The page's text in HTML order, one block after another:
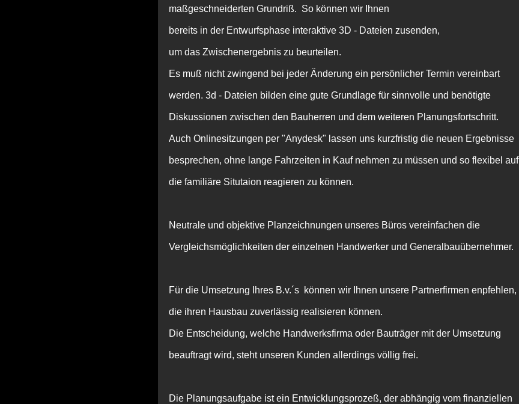
maßgeschneiderten Grundriß. So können wir Ihnen
bereits in der Entwurfsphase interaktive 3D - Dateien zusenden,
um das Zwischenergebnis zu beurteilen.
Es muß nicht zwingend bei jeder Änderung ein persönlicher Termin vereinbart
werden. 3d - Dateien bilden eine gute Grundlage für sinnvolle und benötigte
Diskussionen zwischen den Bauherren und dem weiteren Planungsfortschritt.
Auch Onlinesitzungen per "Anydesk" lassen uns kurzfristig die neuen Ergebnisse
besprechen, ohne lange Fahrzeiten in Kauf nehmen zu müssen und so flexibel auf
die familiäre Situtaion reagieren zu können.
Neutrale und objektive Planzeichnungen unseres Büros vereinfachen die
Vergleichsmöglichkeiten der einzelnen Handwerker und Generalbauübernehmer.
Für die Umsetzung Ihres B.v.´s können wir Ihnen unsere Partnerfirmen enpfehlen,
die ihren Hausbau zuverlässig realisieren können.
Die Entscheidung, welche Handwerksfirma oder Bauträger mit der Umsetzung
beauftragt wird, steht unseren Kunden allerdings völlig frei.
Die Planungsaufgabe ist ein Entwicklungsprozeß, der abhängig vom finanziellen